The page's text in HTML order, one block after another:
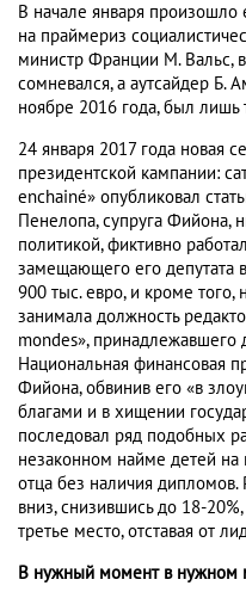
В начале января
на праймериз
министр Франции М. Вальс,
сомневался, а аутсайдер Б.
ноябре 2016 года, был лишь
24 января 2017 года новая
президентской кампании:
enchainé» опубликовал
Пенелопа, супруга Фийона,
политикой, фиктивно
замещающего его депутата
900 тыс. евро, и кроме того,
занимала должность
mondes», принадлежавшего
Национальная финансовая
Фийона, обвинив его «в
благами и в хищении
последовал ряд подобных
незаконном найме детей
отца без наличия
вниз, снизившись до 18-
третье место, отставая от
В нужный момент в нужном